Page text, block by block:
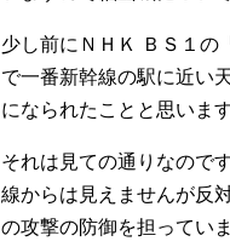
少し前にＮＨＫ
ＢＳ１の
で一番新幹線の駅に近い
になられたことと思います
それは見ての通りなので
線からは見えませんが反
の攻撃の防御を担ってい